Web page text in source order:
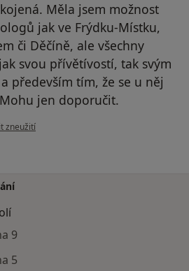
Měla jsem možnost
jak ve Frýdku-Místku,
či Děčíně, ale všechny
svou přívětívostí, tak svým
především tím, že se u něj
jen doporučit.
uživatele Pavlína N.
zneužití
9
5